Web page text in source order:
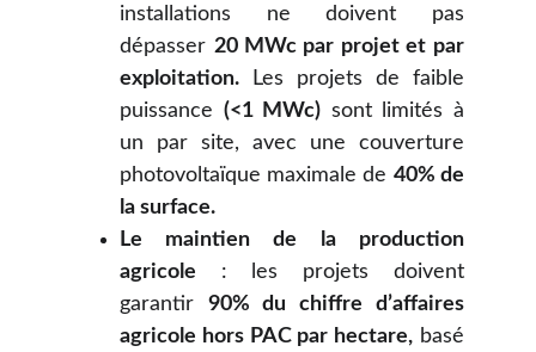
installations ne doivent pas
dépasser 20 MWc par projet et par
exploitation. Les projets de faible
puissance (<1 MWc) sont limités à
un par site, avec une couverture
photovoltaïque maximale de 40% de
la surface.
Le maintien de la production
agricole : les projets doivent
garantir 90% du chiffre d’affaires
agricole hors PAC par hectare, basé